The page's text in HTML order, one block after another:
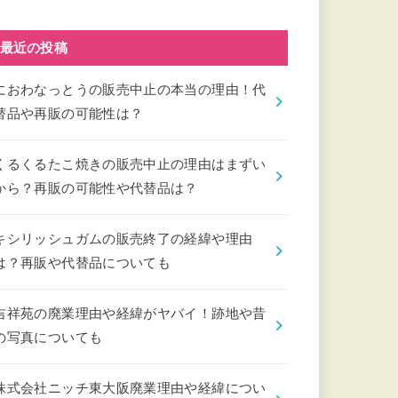
最近の投稿
おわなっとうの販売中止の本当の理由！代
品や再販の可能性は？
るくるたこ焼きの販売中止の理由はまずい
ら？再販の可能性や代替品は？
シリッシュガムの販売終了の経緯や理由
？再販や代替品についても
祥苑の廃業理由や経緯がヤバイ！跡地や昔
写真についても
式会社ニッチ東大阪廃業理由や経緯につい